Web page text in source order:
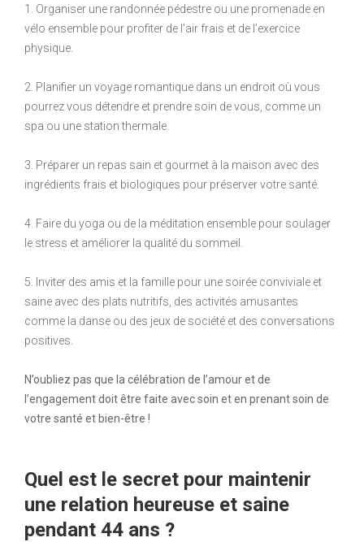
1. Organiser une randonnée pédestre ou une promenade en
vélo ensemble pour profiter de l’air frais et de l’exercice
physique.
2. Planifier un voyage romantique dans un endroit où vous
pourrez vous détendre et prendre soin de vous, comme un
spa ou une station thermale.
3. Préparer un repas sain et gourmet à la maison avec des
ingrédients frais et biologiques pour préserver votre santé.
4. Faire du yoga ou de la méditation ensemble pour soulager
le stress et améliorer la qualité du sommeil.
5. Inviter des amis et la famille pour une soirée conviviale et
saine avec des plats nutritifs, des activités amusantes
comme la danse ou des jeux de société et des conversations
positives.
N’oubliez pas que la célébration de l’amour et de
l’engagement doit être faite avec soin et en prenant soin de
votre santé et bien-être !
Quel est le secret pour maintenir
une relation heureuse et saine
pendant 44 ans ?